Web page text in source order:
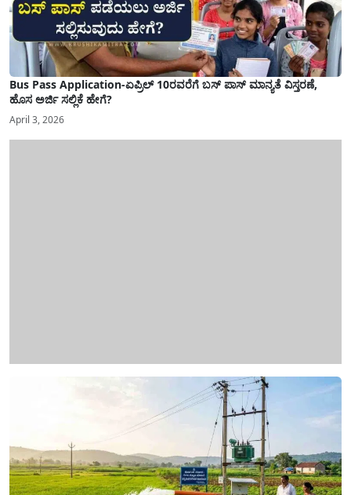
Bus Pass Application-ಏಪ್ರಿಲ್ 10ರವರೆಗೆ ಬಸ್ ಪಾಸ್ ಮಾನ್ಯತೆ ವಿಸ್ತರಣೆ,
ಹೊಸ ಅರ್ಜಿ ಸಲ್ಲಿಕೆ ಹೇಗೆ?
April 3, 2026